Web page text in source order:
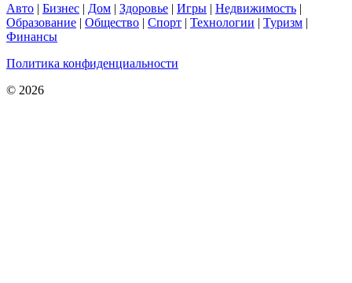
Авто | Бизнес | Дом | Здоровье | Игры | Недвижимость |
Образование | Общество | Спорт | Технологии | Туризм |
Финансы
Политика конфиденциальности
© 2026